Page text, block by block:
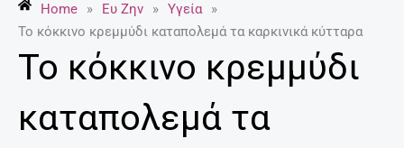
f
p
Home » Ευ Ζην » Υγεία
»
Το κόκκινο κρεμμύδι καταπολεμά τα καρκινικά κύτταρα
Το κόκκινο κρεμμύδι
καταπολεμά τα